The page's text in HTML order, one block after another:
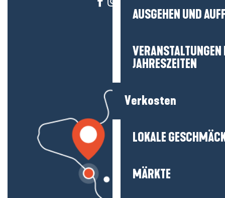
AUSGEHEN UND
JAHRESZEITEN
Verkosten
LOKALE
MÄRKTE